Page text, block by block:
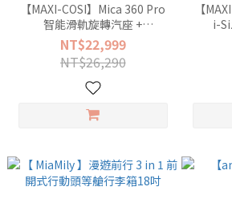
【MAXI-COSI】Mica 360 Pro
智能滑軌旋轉汽座 +
【unilove】Hopo多功能孕哺
枕-竹纖涼感三麗鷗聯名系列
NT$22,999
NT$26,290
【
i-
【
枕-竹